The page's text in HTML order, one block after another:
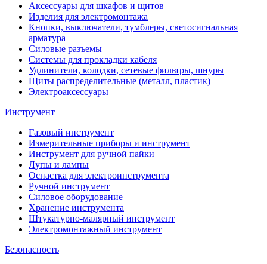
Аксессуары для шкафов и щитов
Изделия для электромонтажа
Кнопки, выключатели, тумблеры, светосигнальная
арматура
Силовые разъемы
Системы для прокладки кабеля
Удлинители, колодки, сетевые фильтры, шнуры
Щиты распределительные (металл, пластик)
Электроаксессуары
Инструмент
Газовый инструмент
Измерительные приборы и инструмент
Инструмент для ручной пайки
Лупы и лампы
Оснастка для электроинструмента
Ручной инструмент
Силовое оборудование
Хранение инструмента
Штукатурно-малярный инструмент
Электромонтажный инструмент
Безопасность